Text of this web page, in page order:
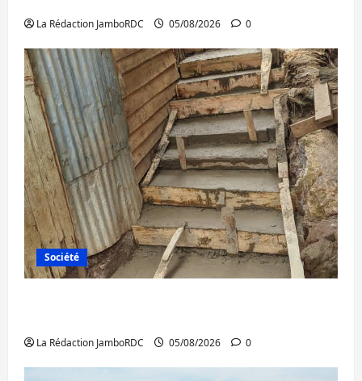
La Rédaction JamboRDC 05/08/2026 0
Société
La Rédaction JamboRDC 05/08/2026 0